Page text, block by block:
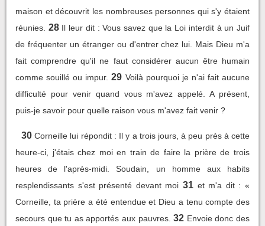
maison et découvrit les nombreuses personnes qui s'y étaient
réunies. 28 Il leur dit : Vous savez que la Loi interdit à un Juif
de fréquenter un étranger ou d'entrer chez lui. Mais Dieu m'a
fait comprendre qu'il ne faut considérer aucun être humain
comme souillé ou impur. 29 Voilà pourquoi je n'ai fait aucune
difficulté pour venir quand vous m'avez appelé. A présent,
puis-je savoir pour quelle raison vous m'avez fait venir ?
30 Corneille lui répondit : Il y a trois jours, à peu près à cette
heure-ci, j'étais chez moi en train de faire la prière de trois
heures de l'après-midi. Soudain, un homme aux habits
resplendissants s'est présenté devant moi 31 et m'a dit : «
Corneille, ta prière a été entendue et Dieu a tenu compte des
secours que tu as apportés aux pauvres. 32 Envoie donc des